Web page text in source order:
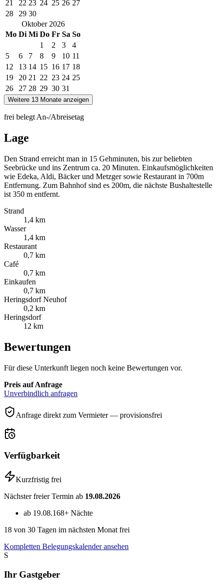
21 22 23 24 25 26 27
28
29 30
Oktober 2026
Mo Di Mi Do Fr Sa So
1
2 3
4
5
6 7 8 9 10 11
12
13 14 15 16 17 18
19
20 21 22 23 24 25
26
27 28 29 30 31
Weitere 13 Monate anzeigen
frei belegt An-/Abreisetag
Lage
Den Strand erreicht man in 15 Gehminuten, bis zur beliebten
Seebrücke und ins Zentrum ca. 20 Minuten. Einkaufsmöglichkeiten
wie Edeka, Aldi, Bäcker und Metzger sowie Restaurant in 700m
Entfernung. Zum Bahnhof sind es 200m, die nächste Bushaltestelle
ist 350 m entfernt.
Strand
1,4 km
Wasser
1,4 km
Restaurant
0,7 km
Café
0,7 km
Einkaufen
0,7 km
Heringsdorf Neuhof
0,2 km
Heringsdorf
12 km
Bewertungen
Für diese Unterkunft liegen noch keine Bewertungen vor.
Preis auf Anfrage
Unverbindlich anfragen
Anfrage direkt zum Vermieter — provisionsfrei
Verfügbarkeit
Kurzfristig frei
Nächster freier Termin ab 19.08.2026
ab 19.08.168+ Nächte
18 von 30 Tagen im nächsten Monat frei
Kompletten Belegungskalender ansehen
S
Ihr Gastgeber